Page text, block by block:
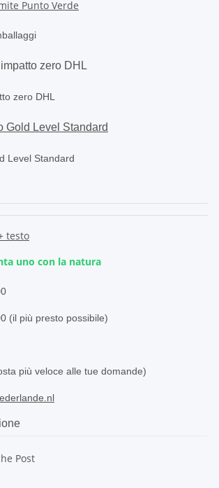
zero DHL
Level Standard
uno con la natura
(il più presto possibile)
più veloce alle tue domande)